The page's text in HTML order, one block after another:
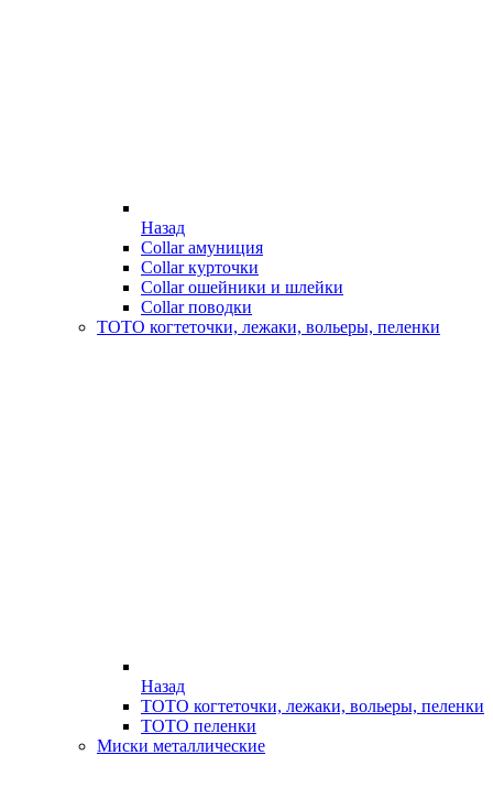
Назад
Collar амуниция
Collar курточки
Collar ошейники и шлейки
Collar поводки
ТОТО когтеточки, лежаки, вольеры, пеленки
Назад
ТОТО когтеточки, лежаки, вольеры, пеленки
ТОТО пеленки
Миски металлические